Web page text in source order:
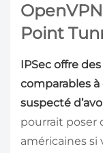
Point
IPSec offre
comparables à
suspecté
pourrait poser
américaines si